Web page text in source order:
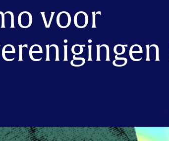
voor